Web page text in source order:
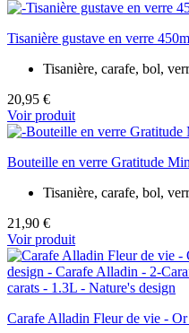
Tisanière gustave en verre
Tisanière, carafe, bol,
20,95 €
Voir produit
Bouteille en verre Gratitude
Tisanière, carafe, bol,
21,90 €
Voir produit
Carafe Alladin Fleur de vie -